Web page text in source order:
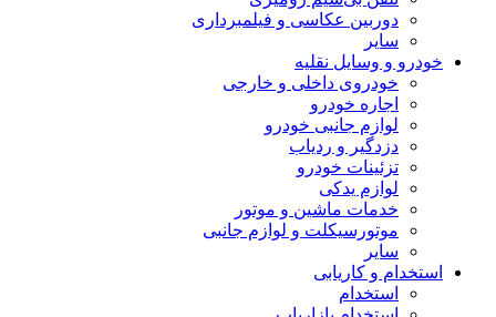
دوربین عکاسی و فیلمبرداری
سایر
خودرو و وسایل نقلیه
خودروی داخلی و خارجی
اجاره خودرو
لوازم جانبی خودرو
دزدگیر و ردیاب
تزئینات خودرو
لوازم یدکی
خدمات ماشین و موتور
موتورسیکلت و لوازم جانبی
سایر
استخدام و کاریابی
استخدام